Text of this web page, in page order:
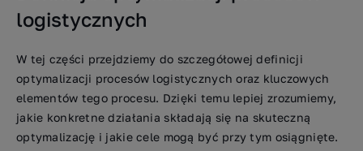
logistycznych
W tej części przejdziemy do szczegółowej definicji
optymalizacji procesów logistycznych oraz kluczowych
elementów tego procesu. Dzięki temu lepiej zrozumiemy,
jakie konkretne działania składają się na skuteczną
optymalizację i jakie cele mogą być przy tym osiągnięte.